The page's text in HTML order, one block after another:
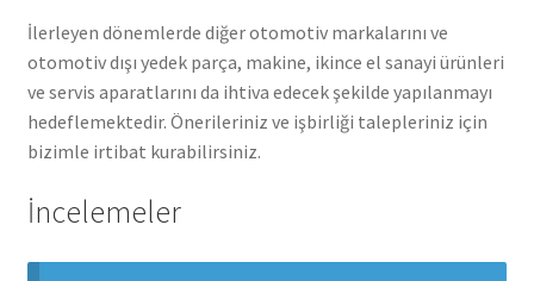
İlerleyen dönemlerde diğer otomotiv markalarını ve
otomotiv dışı yedek parça, makine, ikince el sanayi ürünleri
ve servis aparatlarını da ihtiva edecek şekilde yapılanmayı
hedeflemektedir. Önerileriniz ve işbirliği talepleriniz için
bizimle irtibat kurabilirsiniz.
İncelemeler